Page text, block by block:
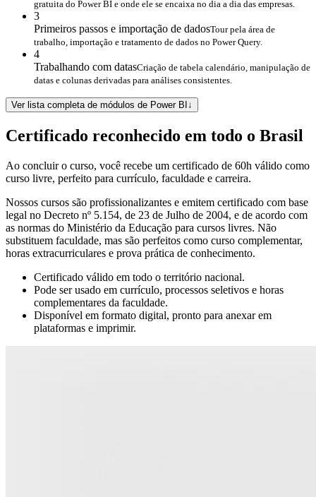
gratuita do Power BI e onde ele se encaixa no dia a dia das empresas.
3
Primeiros passos e importação de dadosTour pela área de
trabalho, importação e tratamento de dados no Power Query.
4
Trabalhando com datasCriação de tabela calendário, manipulação de
datas e colunas derivadas para análises consistentes.
Ver lista completa de módulos de Power BI ↓
Certificado reconhecido em todo o Brasil
Ao concluir o curso, você recebe um certificado de 60h válido como
curso livre, perfeito para currículo, faculdade e carreira.
Nossos cursos são profissionalizantes e emitem certificado com base
legal no Decreto nº 5.154, de 23 de Julho de 2004, e de acordo com
as normas do Ministério da Educação para cursos livres. Não
substituem faculdade, mas são perfeitos como curso complementar,
horas extracurriculares e prova prática de conhecimento.
Certificado válido em todo o território nacional.
Pode ser usado em currículo, processos seletivos e horas
complementares da faculdade.
Disponível em formato digital, pronto para anexar em
plataformas e imprimir.